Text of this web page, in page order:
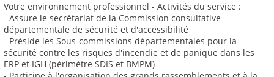
Votre environnement professionnel - Activités du service :
- Assure le secrétariat de la Commission consultative
départementale de sécurité et d'accessibilité
- Préside les Sous-commissions départementales pour la
sécurité contre les risques d'incendie et de panique dans les
ERP et IGH (périmètre SDIS et BMPM)